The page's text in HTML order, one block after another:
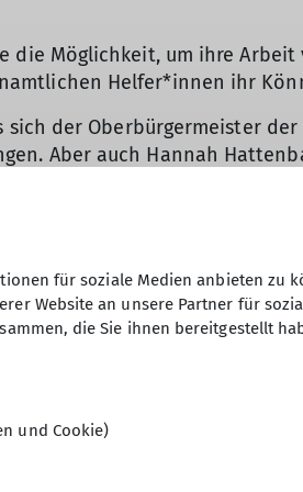
Möglichkeit, um ihre
Helfer*innen ihr
der Oberbürgermeister
Aber auch Hannah
ein positives Fazit: „Es ist
hat gezeigt: Unser Verein lebt
und natürlich an unsere
für soziale Medien anbieten zu
Website an unsere Partner für
die Sie ihnen bereitgestellt
und Cookie)